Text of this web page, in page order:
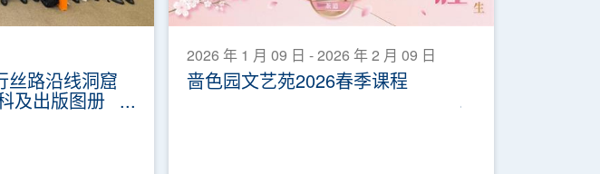
丝路沿线洞窟
及出版图册
2026 年 1 月 09 日 - 2026 年 2 月 09 日
啬色园文艺苑2026春季课程